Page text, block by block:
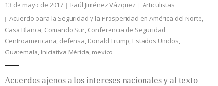
Nacional
Colaboradores
Internacional
Cultura
13 de mayo de 2017 Raúl Jiménez Vázquez
Articulistas
Acuerdo para la Seguridad y la Prosperidad en América del Norte,
Casa Blanca, Comando Sur, Conferencia de Seguridad
Centroamericana, defensa, Donald Trump, Estados Unidos,
Guatemala, Iniciativa Mérida, mexico
Acuerdos ajenos a los intereses nacionales y al texto